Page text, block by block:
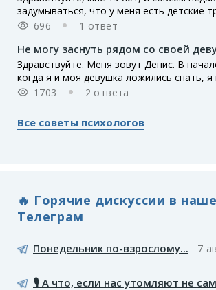
задумываться, что у меня есть детские
696
1 ответ
Не могу заснуть рядом со своей
Здравствуйте. Меня зовут Денис. В
когда я и моя девушка ложились спать, я
1703
2 ответа
Все советы психологов
🔥 Горячие дискуссии в
Телеграм
Понедельник по-взрослому... 7
🎙️ А что, если нас утомляют не